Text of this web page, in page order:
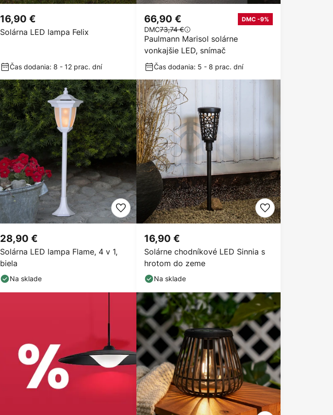
Solárna LED lampa Felix
16,90 €
Čas dodania: 8 - 12 prac. dní
Paulmann Marisol solárne
vonkajšie LED, snímač
66,90 € DMC -9%
DMC73,74 €
Čas dodania: 5 - 8 prac. dní
Solárna LED lampa Flame, 4 v 1,
biela
28,90 €
Na sklade
Solárne chodníkové LED Sinnia s
hrotom do zeme
16,90 €
Na sklade